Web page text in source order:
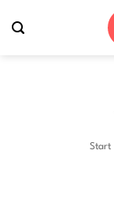
Inhalt
Start